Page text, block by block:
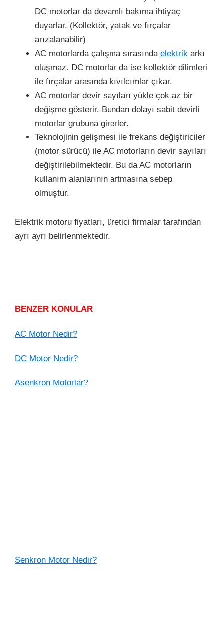
DC motorlar da devamlı bakıma ihtiyaç
duyarlar. (Kollektör, yatak ve fırçalar
arızalanabilir)
AC motorlarda çalışma sırasında elektrik arkı
oluşmaz. DC motorlar da ise kollektör dilimleri
ile fırçalar arasında kıvılcımlar çıkar.
AC motorlar devir sayıları yükle çok az bir
değişme gösterir. Bundan dolayı sabit devirli
motorlar grubuna girerler.
Teknolojinin gelişmesi ile frekans değiştiriciler
(motor sürücü) ile AC motorların devir sayıları
değiştirilebilmektedir. Bu da AC motorların
kullanım alanlarının artmasına sebep
olmuştur.
Elektrik motoru fiyatları, üretici firmalar tarafından
ayrı ayrı belirlenmektedir.
BENZER KONULAR
AC Motor Nedir?
DC Motor Nedir?
Asenkron Motorlar?
Senkron Motor Nedir?